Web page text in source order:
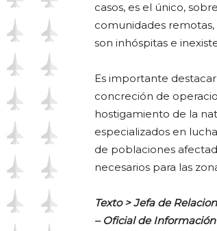
casos, es el único,
comunidades
son inhóspitas e
Es importante
concreción de
hostigamiento de la
especializados en
de poblaciones
necesarios para las
Texto > Jefa de
– Oficial de